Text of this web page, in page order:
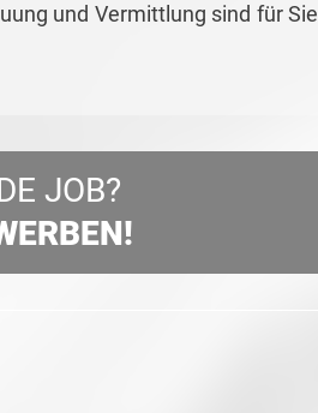
und Vermittlung sind für Sie
JOB?